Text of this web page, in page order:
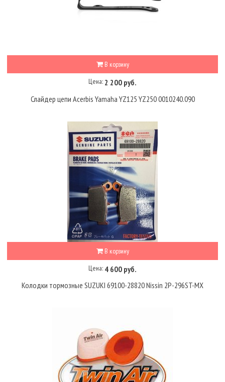
В корзину
Цена: 2 200 руб.
Слайдер цепи Acerbis Yamaha YZ125 YZ250 0010240.090
В корзину
Цена: 4 600 руб.
Колодки тормозные SUZUKI 69100-28820 Nissin 2P-296ST-MX